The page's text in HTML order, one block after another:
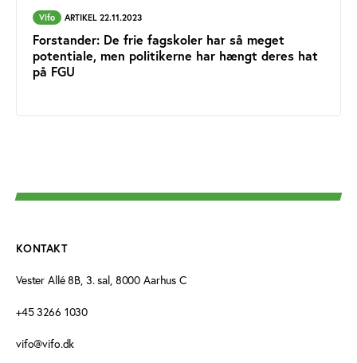
Vifo ARTIKEL 22.11.2023
Forstander: De frie fagskoler har så meget
potentiale, men politikerne har hængt deres hat
på FGU
KONTAKT
Vester Allé 8B, 3. sal, 8000 Aarhus C
+45 3266 1030
vifo@vifo.dk